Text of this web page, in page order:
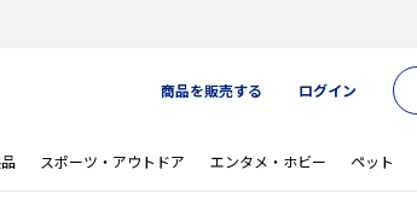
商品を販売する ログイン
スポーツ・アウトドア エンタメ・ホビー ペット